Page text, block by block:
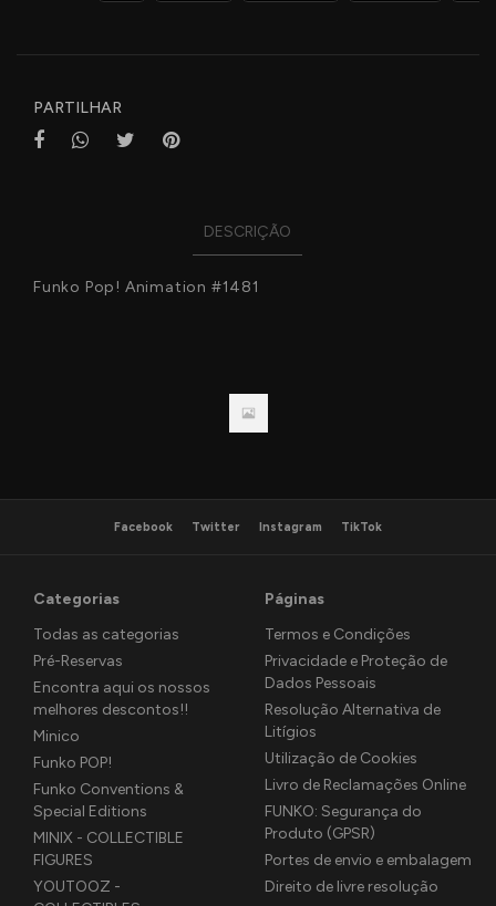
PARTILHAR
DESCRIÇÃO
Funko Pop! Animation #1481
Facebook Twitter Instagram TikTok
Categorias
Todas as categorias
Pré-Reservas
Encontra aqui os nossos
melhores descontos!!
Minico
Funko POP!
Funko Conventions &
Special Editions
MINIX - COLLECTIBLE
FIGURES
YOUTOOZ -
Páginas
Termos e Condições
Privacidade e Proteção de
Dados Pessoais
Resolução Alternativa de
Litígios
Utilização de Cookies
Livro de Reclamações Online
FUNKO: Segurança do
Produto (GPSR)
Portes de envio e embalagem
Direito de livre resolução